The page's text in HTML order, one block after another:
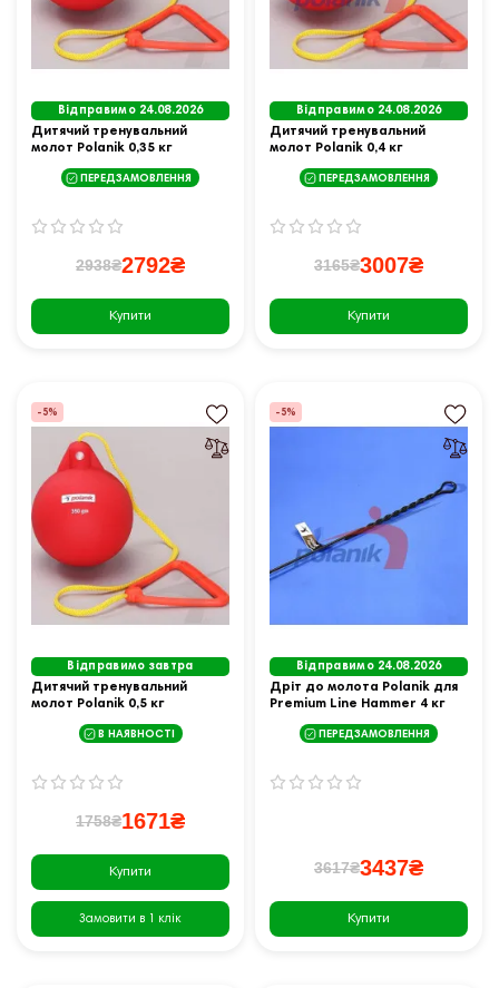
Відправимо 24.08.2026
Дитячий тренувальний
молот Polanik 0,35 кг
ПЕРЕДЗАМОВЛЕННЯ
2938₴2792₴
Купити
Відправимо 24.08.2026
Дитячий тренувальний
молот Polanik 0,4 кг
ПЕРЕДЗАМОВЛЕННЯ
3165₴3007₴
Купити
-5%
Відправимо завтра
Дитячий тренувальний
молот Polanik 0,5 кг
В НАЯВНОСТІ
1758₴1671₴
Купити
Замовити в 1 клік
-5%
Відправимо 24.08.2026
Дріт до молота Polanik для
Premium Line Hammer 4 кг
ПЕРЕДЗАМОВЛЕННЯ
3617₴3437₴
Купити